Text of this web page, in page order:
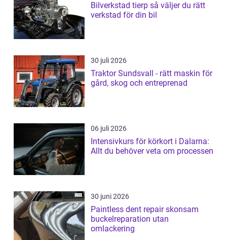
Bilverkstad tierp så väljer du rätt
verkstad för din bil
30 juli 2026
Traktor Sundsvall - rätt maskin för
gård, skog och entreprenad
06 juli 2026
Intensivkurs för körkort i Dalarna:
Allt du behöver veta om processen
30 juni 2026
Paintless dent repair skonsam
buckelreparation utan
omlackering